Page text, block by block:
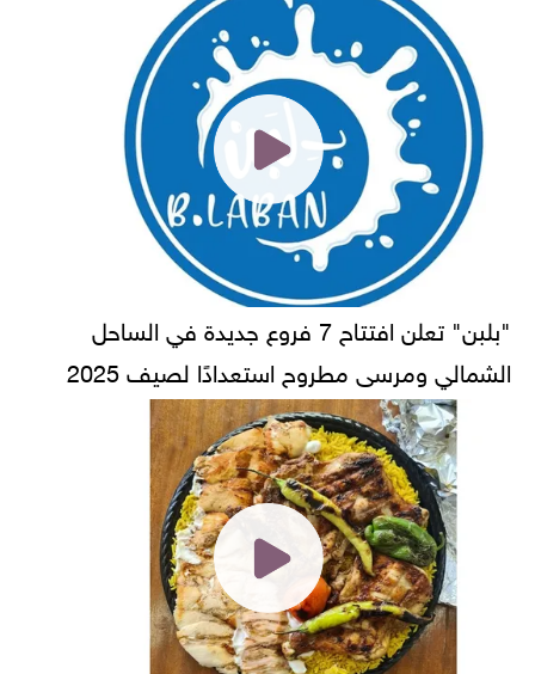
"بلبن" تعلن افتتاح 7 فروع جديدة في الساحل
الشمالي ومرسى مطروح استعدادًا لصيف 2025